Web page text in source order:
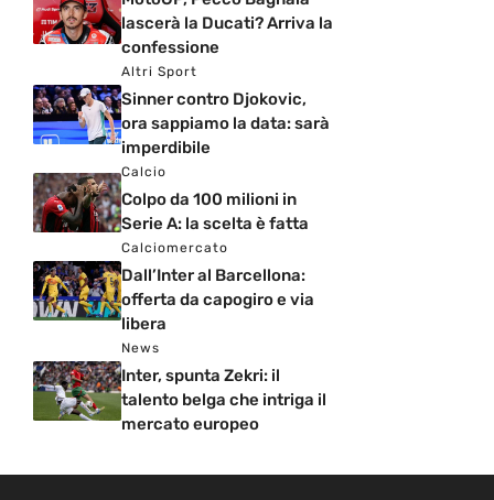
lascerà la Ducati? Arriva la
confessione
Altri Sport
Sinner contro Djokovic,
ora sappiamo la data: sarà
imperdibile
Calcio
Colpo da 100 milioni in
Serie A: la scelta è fatta
Calciomercato
Dall’Inter al Barcellona:
offerta da capogiro e via
libera
News
Inter, spunta Zekri: il
talento belga che intriga il
mercato europeo